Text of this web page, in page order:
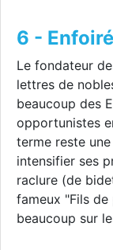
6 - Enfoiré
Le fondateur
lettres de
beaucoup des
opportunistes
terme reste
intensifier ses
raclure (de
fameux "Fils
beaucoup sur